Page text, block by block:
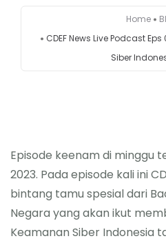
Home
CDEF News Live Podcast
Siber
Episode keenam di minggu
2023. Pada episode kali ini
bintang tamu spesial dari
Negara yang akan ikut
Keamanan Siber Indonesia